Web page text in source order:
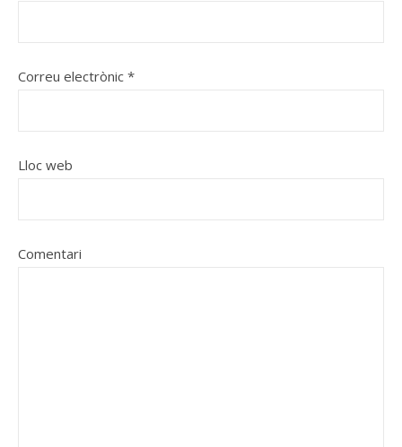
Correu electrònic *
Lloc web
Comentari